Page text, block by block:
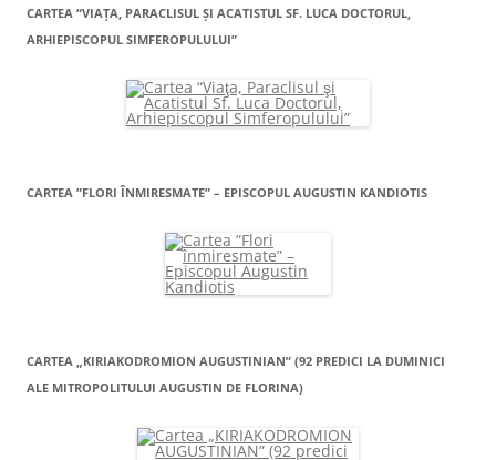
CARTEA “VIAŢA, PARACLISUL ŞI ACATISTUL SF. LUCA DOCTORUL,
ARHIEPISCOPUL SIMFEROPULULUI”
CARTEA ”FLORI ÎNMIRESMATE” – EPISCOPUL AUGUSTIN KANDIOTIS
CARTEA „KIRIAKODROMION AUGUSTINIAN” (92 PREDICI LA DUMINICI
ALE MITROPOLITULUI AUGUSTIN DE FLORINA)